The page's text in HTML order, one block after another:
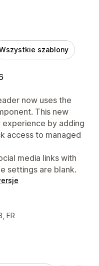
szablony
now uses the
This new
by adding
access to managed
media links with
settings are blank.
FR